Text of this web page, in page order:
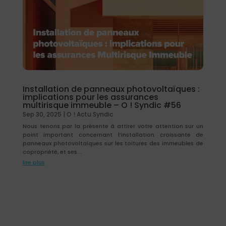
Installation de panneaux photovoltaïques :
implications pour les assurances
multirisque immeuble – O ! Syndic #56
Sep 30, 2025 | O ! Actu Syndic
Nous tenons par la présente à attirer votre attention sur un
point important concernant l’installation croissante de
panneaux photovoltaïques sur les toitures des immeubles de
copropriété, et ses...
lire plus